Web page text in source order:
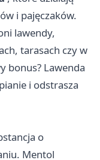
i pajęczaków.
lawendy,
tarasach czy w
bonus? Lawenda
i odstrasza
o
Mentol